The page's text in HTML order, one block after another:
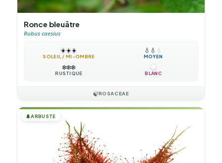
Ronce bleuâtre
Rubus caesius
☀️☀️☀️
SOLEIL / MI-OMBRE
💧 💧 💧
MOYEN
❄️❄️❄️
RUSTIQUE BLANC
🍃ROSACEAE
🌲ARBUSTE